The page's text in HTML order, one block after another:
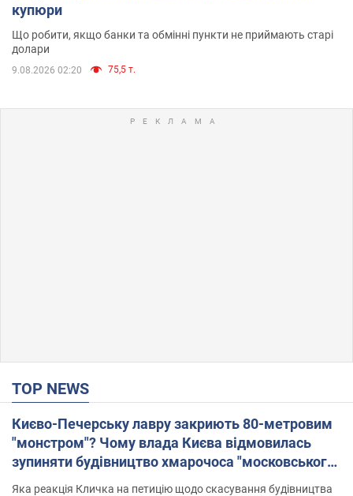
купюри
Що робити, якщо банки та обмінні пункти не приймають старі
долари
9.08.2026 02:20 75,5 т.
TOP NEWS
Києво-Печерську лавру закриють 80-метровим
"монстром"? Чому влада Києва відмовилась
зупиняти будівництво хмарочоса "московського
вірянина"
Яка реакція Кличка на петицію щодо скасування будівництва